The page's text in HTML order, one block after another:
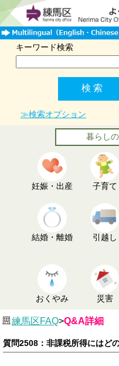
キーワード検索
≫検索オプション
暮らし
妊娠・出産 子育て
結婚・離婚 引越し
おくやみ 災害
練馬区FAQ>Q&A詳細
質問2508：非課税所得にはど